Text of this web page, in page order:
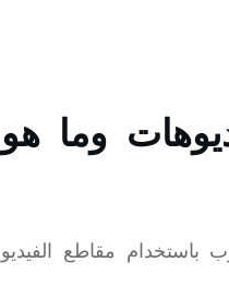
وما هو
باستخدام مقاطع الفيديو